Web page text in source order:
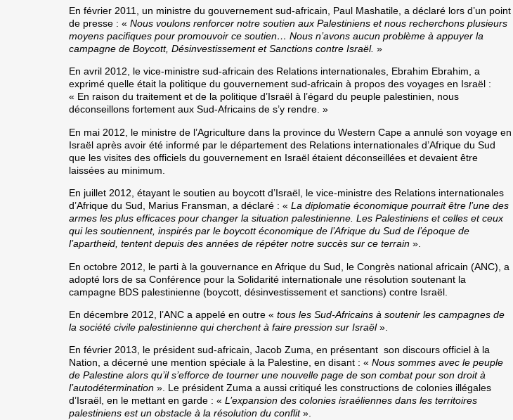
En février 2011
, un ministre du gouvernement sud-africain, Paul Mashatile, a déclaré lors d’un point
de presse : «Nous voulons renforcer notre soutien aux Palestiniens et nous recherchons plusieurs
moyens pacifiques pour promouvoir ce soutien… Nous n’avons aucun problème à appuyer la
campagne de Boycott, Désinvestissement et Sanctions contre Israël. »
En avril 2012, le vice-ministre sud-africain des Relations internationales, Ebrahim Ebrahim, a
exprimé quelle était la politique du gouvernement sud-africain à propos des voyages en Israël :
« En raison du traitement et de la politique d’Israël à l’égard du peuple palestinien, nous
déconseillons fortement aux Sud-Africains de s’y rendre. »
En mai 2012 , le ministre de l’Agriculture dans la province du Western Cape a annulé son voyage en
Israël après avoir été informé par le département des Relations internationales d’Afrique du Sud
que les visites des officiels du gouvernement en Israël étaient déconseillées et devaient être
laissées au minimum.
En juillet 2012, étayant le soutien au boycott d’Israël, le vice-ministre des Relations internationales
d’Afrique du Sud, Marius Fransman, a déclaré : «La diplomatie économique pourrait être l’une des
armes les plus efficaces pour changer la situation palestinienne. Les Palestiniens et celles et ceux
qui les soutiennent, inspirés par le boycott économique de l’Afrique du Sud de l’époque de
l’apartheid, tentent depuis des années de répéter notre succès sur ce terrain ».
En octobre 2012 , le parti à la gouvernance en Afrique du Sud, le Congrès national africain (ANC), a
adopté lors de sa Conférence pour la Solidarité internationale une résolution soutenant la
campagne BDS palestinienne (boycott, désinvestissement et sanctions) contre Israël.
En décembre 2012 , l’ANC a appelé en outre «tous les Sud-Africains à soutenir les campagnes de
la société civile palestinienne qui cherchent à faire pression sur Israël».
En février 2013, le président sud-africain, Jacob Zuma, en présentant son discours officiel à la
Nation, a décerné une mention spéciale à la Palestine, en disant : «Nous sommes avec le peuple
de Palestine alors qu’il s’efforce de tourner une nouvelle page de son combat pour son droit à
l’autodétermination ». Le président Zuma a aussi critiqué les constructions de colonies illégales
d’Israël, en le mettant en garde : «L’expansion des colonies israéliennes dans les territoires
palestiniens est un obstacle à la résolution du conflit».